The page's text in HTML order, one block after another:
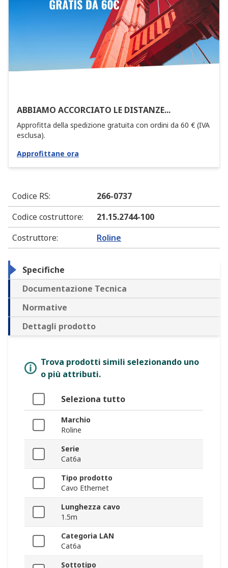
ABBIAMO ACCORCIATO LE DISTANZE...
Approfitta della spedizione gratuita con ordini da 60 € (IVA
esclusa).
Approfittane ora
Codice RS:
266-0737
Codice costruttore:
21.15.2744-100
Costruttore: Roline
Specifiche
Documentazione Tecnica
Normative
Dettagli prodotto
Trova prodotti simili selezionando uno
o più attributi.
Seleziona tutto
Marchio
Roline
Serie
Cat6a
Tipo prodotto
Cavo Ethernet
Lunghezza cavo
1.5m
Categoria LAN
Cat6a
Sottotipo